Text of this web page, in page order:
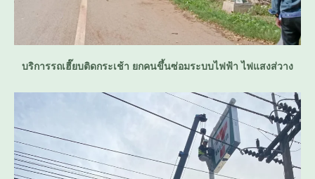
บริการรถเฮี๊ยบติดกระเช้า ยกคนขึ้นซ่อมระบบไฟฟ้า ไฟแสงส่วาง